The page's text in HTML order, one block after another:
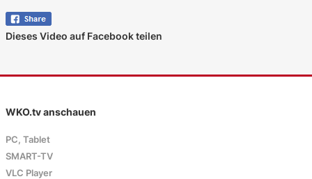
Dieses Video auf Facebook teilen
WKO.tv anschauen
PC, Tablet
SMART-TV
VLC Player